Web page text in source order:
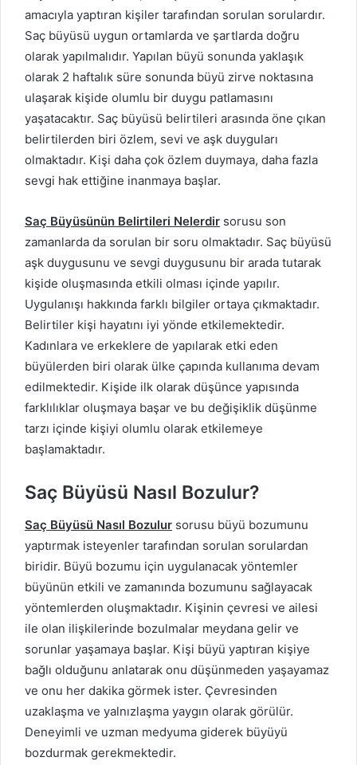
amacıyla yaptıran kişiler tarafından sorulan sorulardır.
Saç büyüsü uygun ortamlarda ve şartlarda doğru
olarak yapılmalıdır. Yapılan büyü sonunda yaklaşık
olarak 2 haftalık süre sonunda büyü zirve noktasına
ulaşarak kişide olumlu bir duygu patlamasını
yaşatacaktır. Saç büyüsü belirtileri arasında öne çıkan
belirtilerden biri özlem, sevi ve aşk duyguları
olmaktadır. Kişi daha çok özlem duymaya, daha fazla
sevgi hak ettiğine inanmaya başlar.
Saç Büyüsünün Belirtileri Nelerdir sorusu son
zamanlarda da sorulan bir soru olmaktadır. Saç büyüsü
aşk duygusunu ve sevgi duygusunu bir arada tutarak
kişide oluşmasında etkili olması içinde yapılır.
Uygulanışı hakkında farklı bilgiler ortaya çıkmaktadır.
Belirtiler kişi hayatını iyi yönde etkilemektedir.
Kadınlara ve erkeklere de yapılarak etki eden
büyülerden biri olarak ülke çapında kullanıma devam
edilmektedir. Kişide ilk olarak düşünce yapısında
farklılıklar oluşmaya başar ve bu değişiklik düşünme
tarzı içinde kişiyi olumlu olarak etkilemeye
başlamaktadır.
Saç Büyüsü Nasıl Bozulur?
Saç Büyüsü Nasıl Bozulur sorusu büyü bozumunu
yaptırmak isteyenler tarafından sorulan sorulardan
biridir. Büyü bozumu için uygulanacak yöntemler
büyünün etkili ve zamanında bozumunu sağlayacak
yöntemlerden oluşmaktadır. Kişinin çevresi ve ailesi
ile olan ilişkilerinde bozulmalar meydana gelir ve
sorunlar yaşamaya başlar. Kişi büyü yaptıran kişiye
bağlı olduğunu anlatarak onu düşünmeden yaşayamaz
ve onu her dakika görmek ister. Çevresinden
uzaklaşma ve yalnızlaşma yaygın olarak görülür.
Deneyimli ve uzman medyuma giderek büyüyü
bozdurmak gerekmektedir.